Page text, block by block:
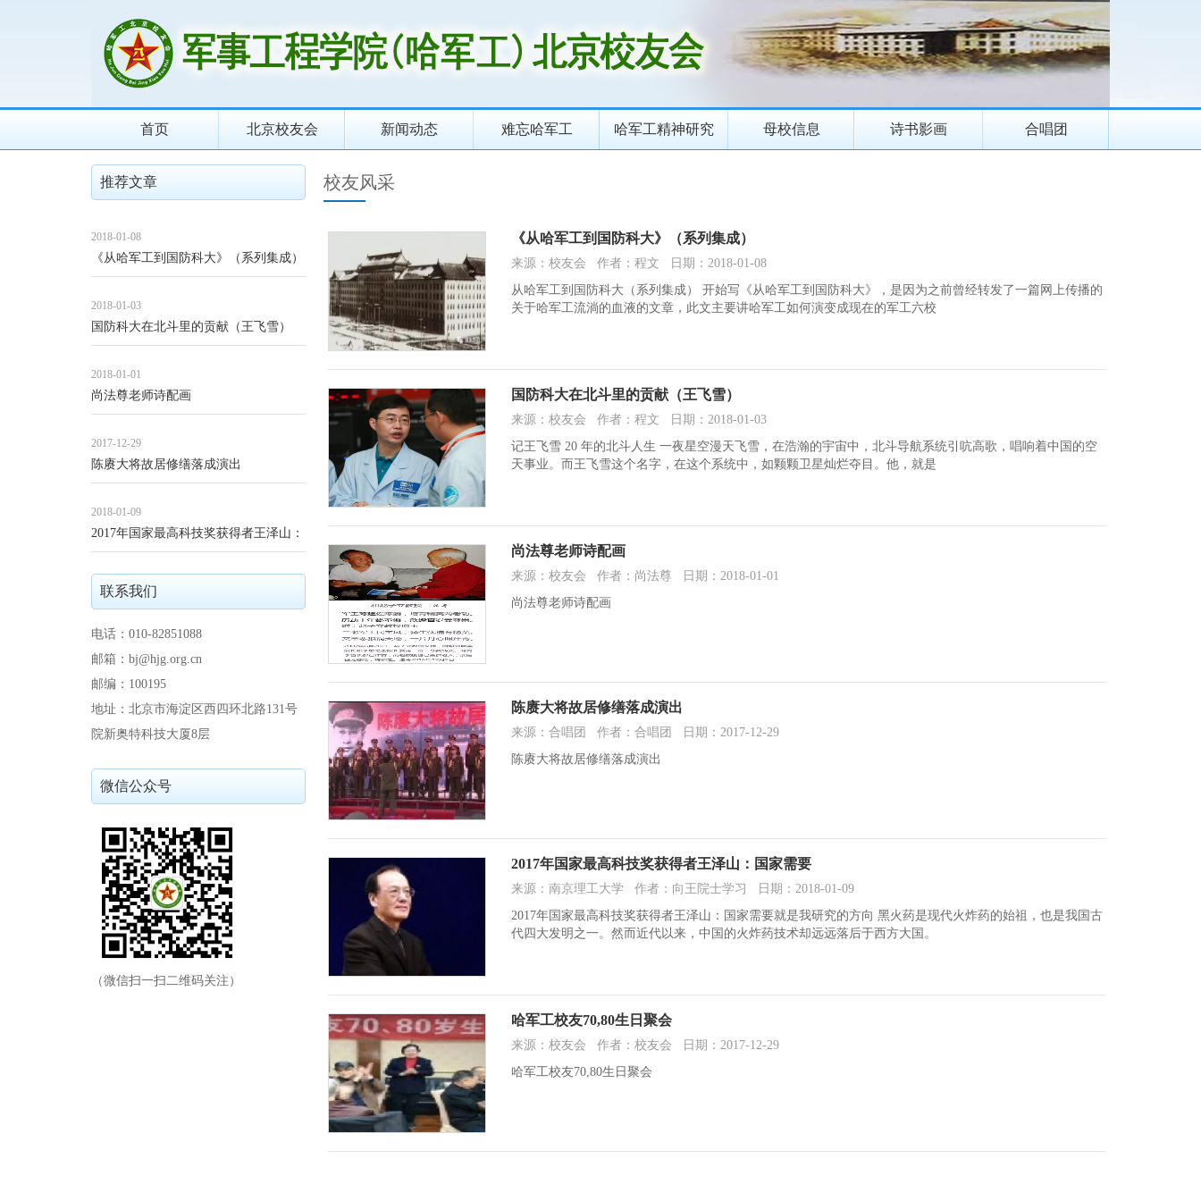
首页 北京校友会 新闻动态 难忘哈军工 哈军工精神研究 母校信息 诗书影画 合唱团
推荐文章
2018-01-08
《从哈军工到国防科大》（系列集成）
2018-01-03
国防科大在北斗里的贡献（王飞雪）
2018-01-01
尚法尊老师诗配画
2017-12-29
陈赓大将故居修缮落成演出
2018-01-09
2017年国家最高科技奖获得者王泽山：
联系我们
电话：010-82851088
邮箱：bj@hjg.org.cn
邮编：100195
地址：北京市海淀区西四环北路131号
院新奥特科技大厦8层
微信公众号
（微信扫一扫二维码关注）
校友风采
《从哈军工到国防科大》（系列集成）
来源：校友会 作者：程文 日期：2018-01-08
从哈军工到国防科大（系列集成） 开始写《从哈军工到国防科大》，是因为之前曾经转发了一篇网上传播的
关于哈军工流淌的血液的文章，此文主要讲哈军工如何演变成现在的军工六校
国防科大在北斗里的贡献（王飞雪）
来源：校友会 作者：程文 日期：2018-01-03
记王飞雪 20 年的北斗人生 一夜星空漫天飞雪，在浩瀚的宇宙中，北斗导航系统引吭高歌，唱响着中国的空
天事业。而王飞雪这个名字，在这个系统中，如颗颗卫星灿烂夺目。他，就是
尚法尊老师诗配画
来源：校友会 作者：尚法尊 日期：2018-01-01
尚法尊老师诗配画
陈赓大将故居修缮落成演出
来源：合唱团 作者：合唱团 日期：2017-12-29
陈赓大将故居修缮落成演出
2017年国家最高科技奖获得者王泽山：国家需要
来源：南京理工大学 作者：向王院士学习 日期：2018-01-09
2017年国家最高科技奖获得者王泽山：国家需要就是我研究的方向 黑火药是现代火炸药的始祖，也是我国古
代四大发明之一。然而近代以来，中国的火炸药技术却远远落后于西方大国。
哈军工校友70,80生日聚会
来源：校友会 作者：校友会 日期：2017-12-29
哈军工校友70,80生日聚会